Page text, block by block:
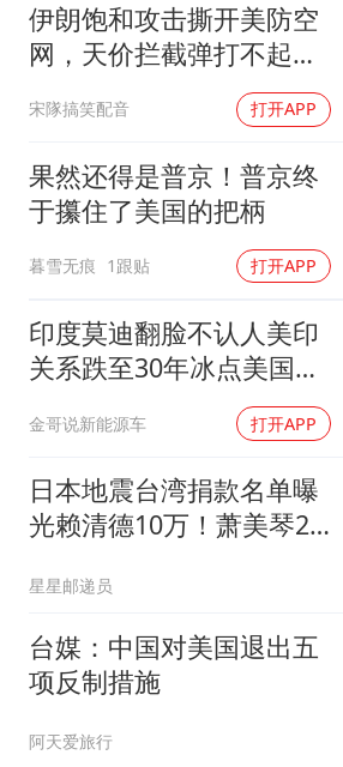
伊朗饱和攻击撕开美防空
网，天价拦截弹打不起，
宋隊搞笑配音 打开APP
果然还得是普京！普京终
于攥住了美国的把柄
暮雪无痕 1跟贴 打开APP
印度莫迪翻脸不认人美印
关系跌至30年冰点美国终
金哥说新能源车 打开APP
日本地震台湾捐款名单曝
光赖清德10万！萧美琴20
星星邮递员
台媒：中国对美国退出五
项反制措施
阿天爱旅行